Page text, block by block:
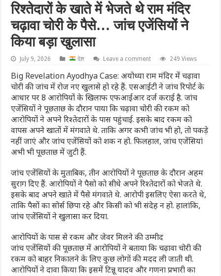
रिश्तेदारों के खाते में भेजते थे राम मंदिर
चढ़ावा चोरी के पैसे… जांच एजेंसियों ने
किया बड़ा खुलासा
July 9, 2026 देश Leave a comment 249 Views
Big Revelation Ayodhya Case: अयोध्या राम मंदिर में चढ़ावा
चोरी की जांच में रोज नए खुलासे हो रहे हैं. एसआईटी ने जांच रिपोर्ट के
आधार पर 8 आरोपियों के खिलाफ एफआईआर दर्ज कराई है. जांच
एजेंसियों ने पूछताछ के दौरान पाया कि चढ़ावा चोरी की रकम को
आरोपियों ने अपने रिश्तेदारों के पास पहुंचाई. इसके बाद रकम को
वापस अपने खातों में मंगवाते थे. ताकि अगर कभी जांच भी हो, तो पकड़े
नहीं जाएं और जांच एजेंसियों को शक न हो. फिलहाल, जांच एजेंसियां
अभी भी पूछताछ में जुटी हैं.
जांच एजेंसियों के मुताबिक, तीन आरोपियों ने पूछताछ के दौरान अहम
सुराग दिए हैं. आरोपियों ने पैसो को सीधे अपने रिश्तेदारों को भेजते थे.
इसके बाद अपने खाते में पैसे मंगवाते थे. आरोपी इसलिए ऐसा करते थे,
ताकि पैसों का सोर्स छिपा रहे और किसी को भी संदेह न हो. हालांकि,
जांच एजेंसियों ने खुलासा कर दिया.
आरोपियों के पास से रकम और जेवर मिलने की उम्मीद
जांच एजेंसियों की पूछताछ में आरोपियों ने बताया कि चढ़ावा चोरी की
रकम को बाहर निकालने के लिए कुछ लोगों की मदद ली जाती थी.
आरोपियों ने दावा किया कि इसमें टिन्नू यादव और गणना प्रभारी का